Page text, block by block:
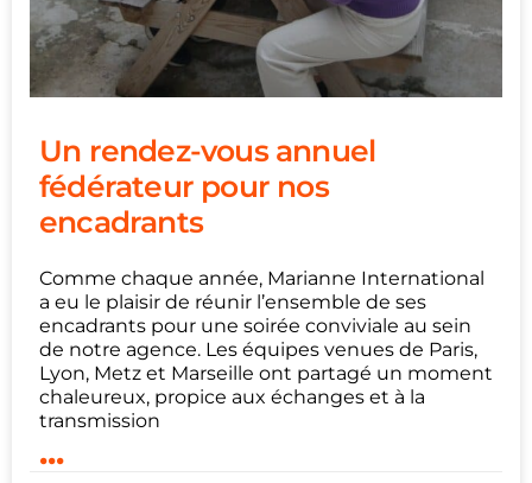
Un rendez-vous annuel
fédérateur pour nos
encadrants
Comme chaque année, Marianne International
a eu le plaisir de réunir l’ensemble de ses
encadrants pour une soirée conviviale au sein
de notre agence. Les équipes venues de Paris,
Lyon, Metz et Marseille ont partagé un moment
chaleureux, propice aux échanges et à la
transmission
...